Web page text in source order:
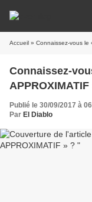
Accueil » Connaissez-vous le
Connaissez-
APPROXIMATIF
Publié le 30/09/2017 à
Par El Diablo